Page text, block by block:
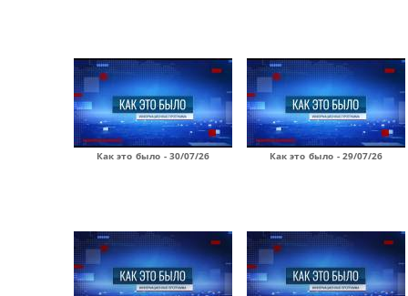
Как это было - 30/07/26 Как это было - 29/07/26